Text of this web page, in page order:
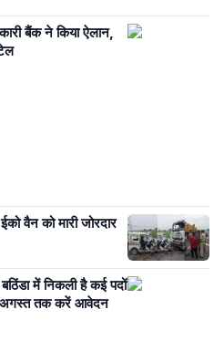
बैंक ने किया ऐलान,
वैन को मारी जोरदार
में निकली है कई पदों
अगस्त तक करें आवेदन